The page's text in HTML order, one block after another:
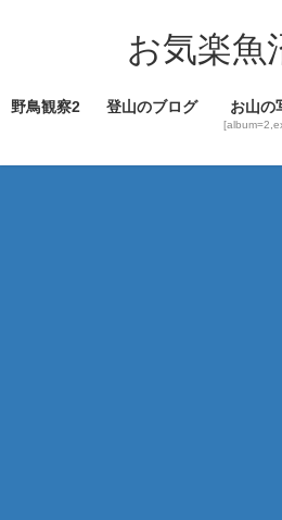
ツ
ス
シ
ン
お気楽魚
野鳥観察2 登山のブログ お山の